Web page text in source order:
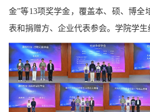
金”等13项奖学金，覆盖本、硕、博全
表和捐赠方、企业代表参会。 学院学生